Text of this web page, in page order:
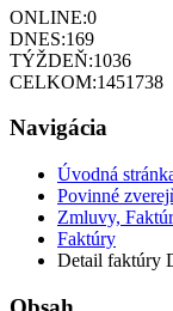
ONLINE:0
DNES:169
TÝŽDEŇ:1036
CELKOM:1451738
Navigácia
Úvodná
Povinné
Zmluvy,
Faktúry
Detail faktúry